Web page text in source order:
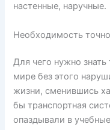
настенные, наручные.
Необходимость
Для чего нужно
мире без этого
жизни, сменившись
бы транспортная
опаздывали в